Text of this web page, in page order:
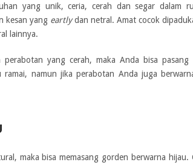
yang unik, ceria, cerah dan segar dalam
kesan yang eartlydan netral. Amat cocok
lainnya.
perabotan yang cerah, maka Anda bisa pasang
namun jika perabotan Anda juga
maka bisa memasang gorden berwarna hijau.